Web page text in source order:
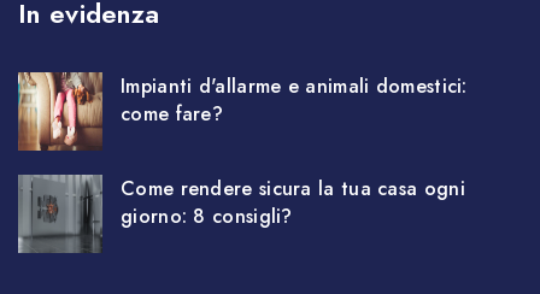
In evidenza
Impianti d'allarme e animali domestici:
come fare?
Come rendere sicura la tua casa ogni
giorno: 8 consigli?